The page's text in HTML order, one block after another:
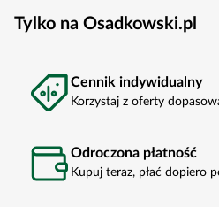
Tylko na Osadkowski.pl
Cennik indywidualny
Korzystaj z oferty
Odroczona płatność
Kupuj teraz, płać dopiero